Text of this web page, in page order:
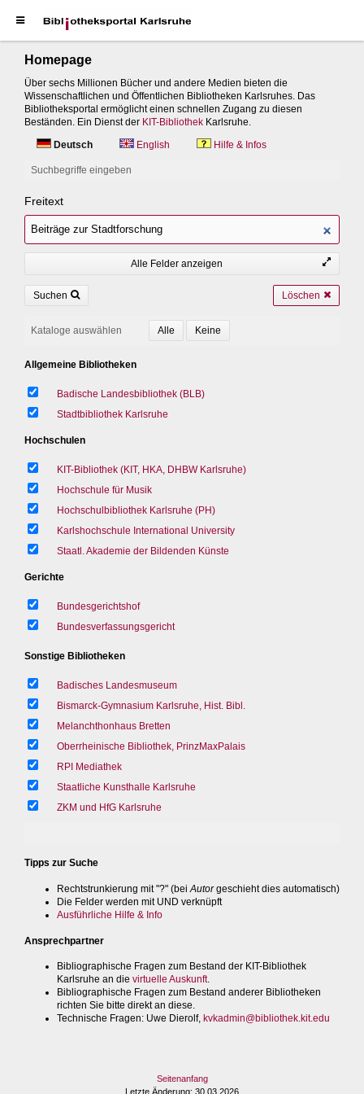
Homepage
Über sechs Millionen Bücher und andere Medien bieten die
Wissenschaftlichen und Öffentlichen Bibliotheken Karlsruhes. Das
Bibliotheksportal ermöglicht einen schnellen Zugang zu diesen
Beständen. Ein Dienst der KIT-Bibliothek Karlsruhe.
Deutsch
English Hilfe & Infos
Suchbegriffe eingeben
Freitext
Alle Felder anzeigen
Suchen Löschen
Kataloge auswählen
Allgemeine Bibliotheken
Badische Landesbibliothek (BLB)
Stadtbibliothek Karlsruhe
Hochschulen
KIT-Bibliothek (KIT, HKA, DHBW Karlsruhe)
Hochschule für Musik
Hochschulbibliothek Karlsruhe (PH)
Karlshochschule International University
Staatl. Akademie der Bildenden Künste
Gerichte
Bundesgerichtshof
Bundesverfassungsgericht
Sonstige Bibliotheken
Badisches Landesmuseum
Bismarck-Gymnasium Karlsruhe, Hist. Bibl.
Melanchthonhaus Bretten
Oberrheinische Bibliothek, PrinzMaxPalais
RPI Mediathek
Staatliche Kunsthalle Karlsruhe
ZKM und HfG Karlsruhe
Tipps zur Suche
Rechtstrunkierung mit "?" (bei Autorgeschieht dies automatisch)
Die Felder werden mit UND verknüpft
Ausführliche Hilfe & Info
Ansprechpartner
Bibliographische Fragen zum Bestand der KIT-Bibliothek
Karlsruhe an die virtuelle Auskunft.
Bibliographische Fragen zum Bestand anderer Bibliotheken
richten Sie bitte direkt an diese.
Technische Fragen: Uwe Dierolf, kvkadmin@bibliothek.kit.edu
Seitenanfang
Letzte Änderung: 30.03.2026